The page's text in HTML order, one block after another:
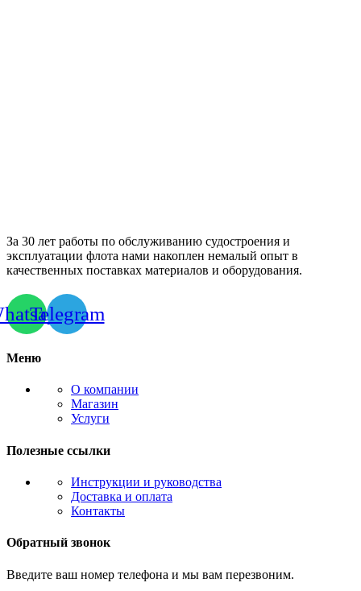
За 30 лет работы по обслуживанию судостроения и
эксплуатации флота нами накоплен немалый опыт в
качественных поставках материалов и оборудования.
Telegram
Меню
О компании
Магазин
Услуги
Полезные ссылки
Инструкции и руководства
Доставка и оплата
Контакты
Обратный звонок
Введите ваш номер телефона и мы вам перезвоним.